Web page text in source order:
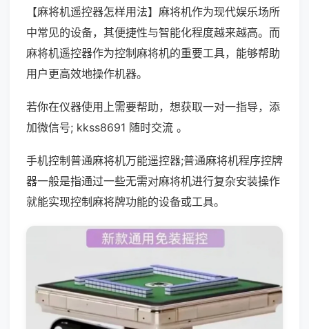
【麻将机遥控器怎样用法】麻将机作为现代娱乐场所
中常见的设备，其便捷性与智能化程度越来越高。而
麻将机遥控器作为控制麻将机的重要工具，能够帮助
用户更高效地操作机器。
若你在仪器使用上需要帮助，想获取一对一指导，添
加微信号; kkss8691 随时交流 。
手机控制普通麻将机万能遥控器;普通麻将机程序控牌
器一般是指通过一些无需对麻将机进行复杂安装操作
就能实现控制麻将牌功能的设备或工具。